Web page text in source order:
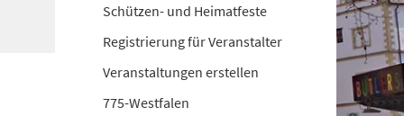
Schützen- und Heimatfeste
Registrierung für Veranstalter
Veranstaltungen erstellen
775-Westfalen